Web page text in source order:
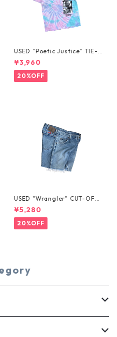
USED "Poetic Justice" TIE-D
YE TEE
¥3,960
20%OFF
USED "Wrangler" CUT-OFF
DENIM SHORTS
¥5,280
20%OFF